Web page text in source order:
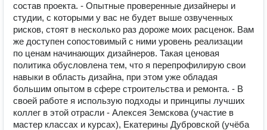
состав проекта. - Опытные проверенные дизайнеры и
студии, с которыми у вас не будет выше озвученных
рисков, стоят в несколько раз дороже моих расценок. Вам
же доступен сопостовимый с ними уровень реализации
по ценам начинающих дизайнеров. Такая ценовая
политика обусловлена тем, что я перепрофилирую свои
навыки в область дизайна, при этом уже обладая
большим опытом в сфере строительства и ремонта. - В
своей работе я использую подходы и принципы лучших
коллег в этой отрасли - Алексея Земскова (участие в
мастер классах и курсах), Екатерины Дубровской (учёба